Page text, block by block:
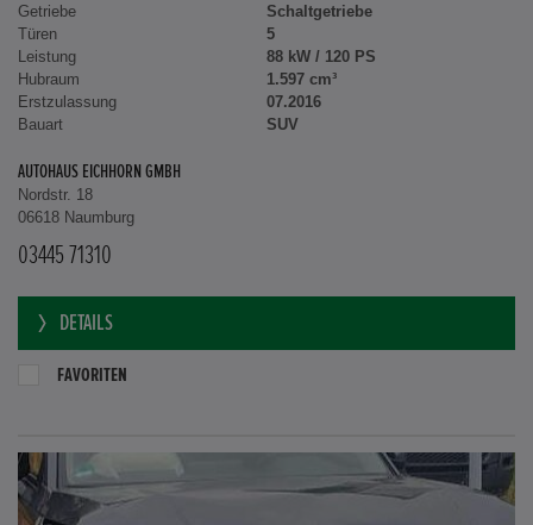
Getriebe
Schaltgetriebe
Türen
5
Leistung
88 kW / 120 PS
Hubraum
1.597 cm³
Erstzulassung
07.2016
Bauart
SUV
AUTOHAUS EICHHORN GMBH
Nordstr. 18
06618 Naumburg
03445 71310
DETAILS
FAVORITEN